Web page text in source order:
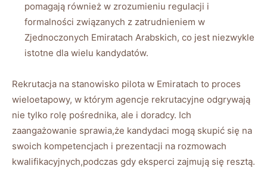
pomagają również w zrozumieniu regulacji i
formalności związanych z zatrudnieniem w
Zjednoczonych Emiratach Arabskich, co jest niezwykle
istotne dla wielu kandydatów.
Rekrutacja na stanowisko pilota w Emiratach to proces
wieloetapowy, w którym agencje rekrutacyjne odgrywają
nie tylko rolę pośrednika, ale i doradcy. Ich
zaangażowanie sprawia,że kandydaci mogą skupić się na
swoich kompetencjach i prezentacji na rozmowach
kwalifikacyjnych,podczas gdy eksperci zajmują się resztą.